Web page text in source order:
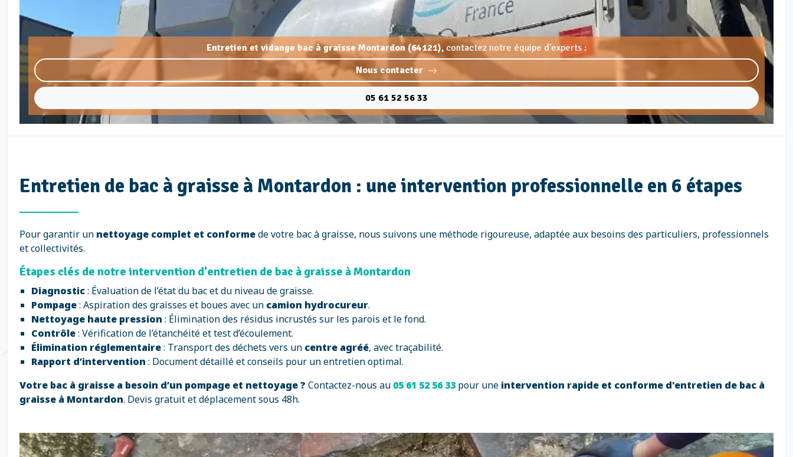
Entretien et vidange bac à graisse Montardon (64121), contactez notre équipe d'experts :
Nous contacter
05 61 52 56 33
Entretien de bac à graisse à Montardon : une intervention professionnelle en 6 étapes
Pour garantir un nettoyage complet et conformede votre bac à graisse, nous suivons une méthode rigoureuse, adaptée aux besoins des particuliers, professionnels
et collectivités.
Étapes clés de notre intervention d'entretien de bac à graisse à Montardon
Diagnostic: Évaluation de l’état du bac et du niveau de graisse.
Pompage: Aspiration des graisses et boues avec un camion hydrocureur.
Nettoyage haute pression : Élimination des résidus incrustés sur les parois et le fond.
Contrôle: Vérification de l’étanchéité et test d’écoulement.
Élimination réglementaire: Transport des déchets vers un centre agréé, avec traçabilité.
Rapport d’intervention : Document détaillé et conseils pour un entretien optimal.
Votre bac à graisse a besoin d’un pompage et nettoyage ? Contactez-nous au 05 61 52 56 33 pour une intervention rapide et conforme d'entretien de bac à
graisse à Montardon. Devis gratuit et déplacement sous 48h.